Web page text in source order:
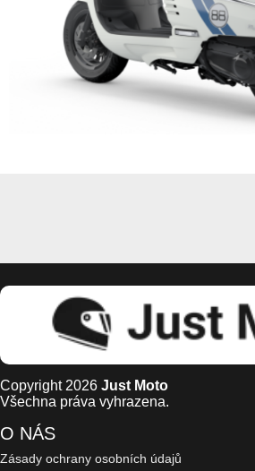
Copyright 2026 Just Moto
Všechna práva vyhrazena.
O NÁS
Zásady ochrany osobních údajů